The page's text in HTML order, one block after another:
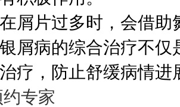
屑片过多时，会借
屑病的综合治疗不
疗，防止舒缓病情进
专家